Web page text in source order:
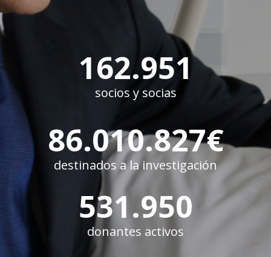
163.302
socios y socias
86.195.779€
destinados a la investigación
532.172
donantes activos